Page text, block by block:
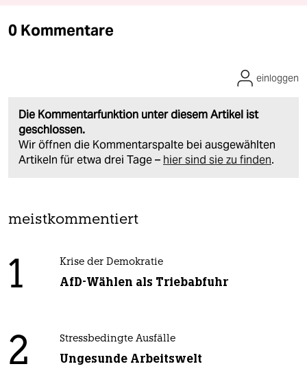
0 Kommentare
Die Kommentarfunktion unter diesem Artikel ist
geschlossen.
Wir öffnen die Kommentarspalte bei ausgewählten
Artikeln für etwa drei Tage – hier sind sie zu finden.
einloggen
meistkommentiert
1 Krise der Demokratie
AfD-Wählen als Triebabfuhr
2 Stressbedingte Ausfälle
Ungesunde Arbeitswelt